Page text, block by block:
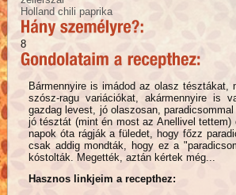
Holland chili paprika
8
Bármennyire is imádod az olasz
szósz-ragu variációkat, akármennyire is
gazdag levest, jó olaszosan,
jó tésztát (mint én most az Anellivel
napok óta rágják a füledet, hogy főzz
csak addig mondták, hogy ez a
kóstolták. Megették, aztán kértek még...
Hasznos linkjeim a recepthez: